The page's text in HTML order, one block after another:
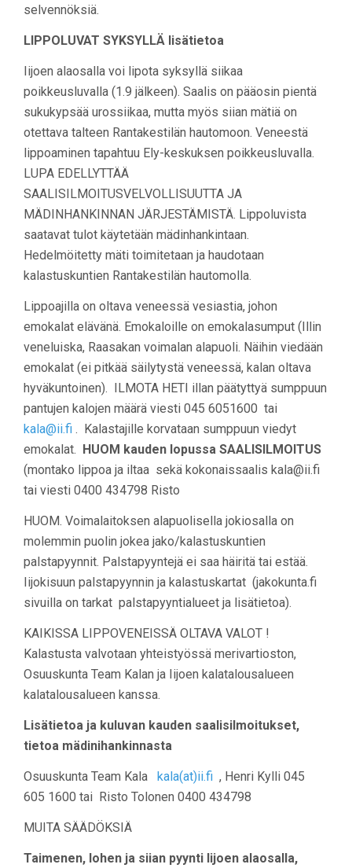
selvennöksiä.
LIPPOLUVAT SYKSYLLÄ lisätietoa
Iijoen alaosalla voi lipota syksyllä siikaa
poikkeusluvalla (1.9 jälkeen). Saalis on pääosin pientä
sukukypsää urossiikaa, mutta myös siian mätiä on
otettava talteen Rantakestilän hautomoon. Veneestä
lippoaminen tapahtuu Ely-keskuksen poikkeusluvalla.
LUPA EDELLYTTÄÄ
SAALISILMOITUSVELVOLLISUUTTA JA
MÄDINHANKINNAN JÄRJESTÄMISTÄ. Lippoluvista
saatavat tulot käytetään mädinhankintaan.
Hedelmöitetty mäti toimitetaan ja haudotaan
kalastuskuntien Rantakestilän hautomolla.
Lippoajilla on oltava veneessä vesiastia, johon
emokalat elävänä. Emokaloille on emokalasumput (Illin
veneluiska, Raasakan voimalan alapuoli. Näihin viedään
emokalat (ei pitkää säilytystä veneessä, kalan oltava
hyväkuntoinen). ILMOTA HETI illan päätyttyä sumppuun
pantujen kalojen määrä viesti 045 6051600 tai
kala@ii.fi . Kalastajille korvataan sumppuun viedyt
emokalat. HUOM kauden lopussa SAALISILMOITUS
(montako lippoa ja iltaa sekä kokonaissaalis kala@ii.fi
tai viesti 0400 434798 Risto
HUOM. Voimalaitoksen alapuolisella jokiosalla on
molemmin puolin jokea jako/kalastuskuntien
palstapyynnit. Palstapyyntejä ei saa häiritä tai estää.
Iijokisuun palstapyynnin ja kalastuskartat (jakokunta.fi
sivuilla on tarkat palstapyyntialueet ja lisätietoa).
KAIKISSA LIPPOVENEISSÄ OLTAVA VALOT !
Kalastusta valvotaan yhteistyössä merivartioston,
Osuuskunta Team Kalan ja Iijoen kalatalousalueen
kalatalousalueen kanssa.
Lisätietoa ja kuluvan kauden saalisilmoitukset,
tietoa mädinihankinnasta
Osuuskunta Team Kala kala(at)ii.fi , Henri Kylli 045
605 1600 tai Risto Tolonen 0400 434798
MUITA SÄÄDÖKSIÄ
Taimenen, lohen ja siian pyynti Iijoen alaosalla,